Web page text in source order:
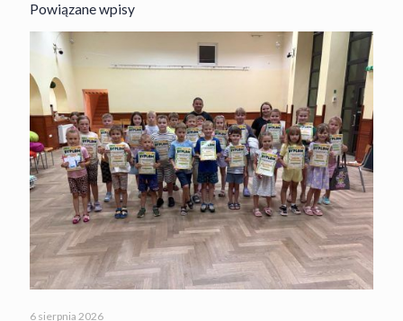
Powiązane wpisy
6 sierpnia 2026